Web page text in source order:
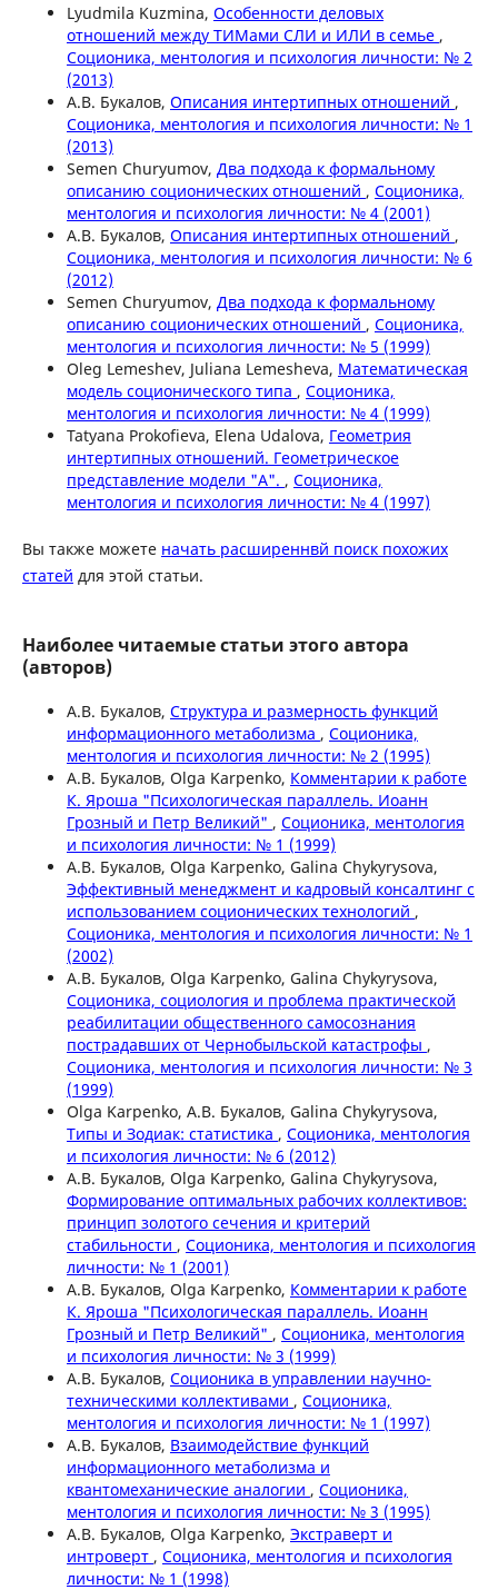
Lyudmila Kuzmina, Особенности деловых
отношений между ТИМами СЛИ и ИЛИ в семье ,
Соционика, ментология и психология личности: № 2
(2013)
А.В. Букалов, Описания интертипных отношений ,
Соционика, ментология и психология личности: № 1
(2013)
Semen Churyumov, Два подхода к формальному
описанию соционических отношений , Соционика,
ментология и психология личности: № 4 (2001)
А.В. Букалов, Описания интертипных отношений ,
Соционика, ментология и психология личности: № 6
(2012)
Semen Churyumov, Два подхода к формальному
описанию соционических отношений , Соционика,
ментология и психология личности: № 5 (1999)
Oleg Lemeshev, Juliana Lemesheva, Математическая
модель соционического типа , Соционика,
ментология и психология личности: № 4 (1999)
Tatyana Prokofieva, Elena Udalova, Геометрия
интертипных отношений. Геометрическое
представление модели "А". , Соционика,
ментология и психология личности: № 4 (1997)
Вы также можете начать расширеннвй поиск похожих
статей для этой статьи.
Наиболее читаемые статьи этого автора
(авторов)
А.В. Букалов, Структура и размерность функций
информационного метаболизма , Соционика,
ментология и психология личности: № 2 (1995)
А.В. Букалов, Olga Karpenko, Комментарии к работе
К. Яроша "Психологическая параллель. Иоанн
Грозный и Петр Великий" , Соционика, ментология
и психология личности: № 1 (1999)
А.В. Букалов, Olga Karpenko, Galina Chykyrysova,
Эффективный менеджмент и кадровый консалтинг с
использованием соционических технологий ,
Соционика, ментология и психология личности: № 1
(2002)
А.В. Букалов, Olga Karpenko, Galina Chykyrysova,
Соционика, социология и проблема практической
реабилитации общественного самосознания
пострадавших от Чернобыльской катастрофы ,
Соционика, ментология и психология личности: № 3
(1999)
Olga Karpenko, А.В. Букалов, Galina Chykyrysova,
Типы и Зодиак: статистика , Соционика, ментология
и психология личности: № 6 (2012)
А.В. Букалов, Olga Karpenko, Galina Chykyrysova,
Формирование оптимальных рабочих коллективов:
принцип золотого сечения и критерий
стабильности , Соционика, ментология и психология
личности: № 1 (2001)
А.В. Букалов, Olga Karpenko, Комментарии к работе
К. Яроша "Психологическая параллель. Иоанн
Грозный и Петр Великий" , Соционика, ментология
и психология личности: № 3 (1999)
А.В. Букалов, Соционика в управлении научно-
техническими коллективами , Соционика,
ментология и психология личности: № 1 (1997)
А.В. Букалов, Взаимодействие функций
информационного метаболизма и
квантомеханические аналогии , Соционика,
ментология и психология личности: № 3 (1995)
А.В. Букалов, Olga Karpenko, Экстраверт и
интроверт , Соционика, ментология и психология
личности: № 1 (1998)